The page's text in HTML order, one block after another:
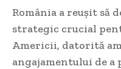
România a reușit să
strategic crucial
Americii, datorită
angajamentului de